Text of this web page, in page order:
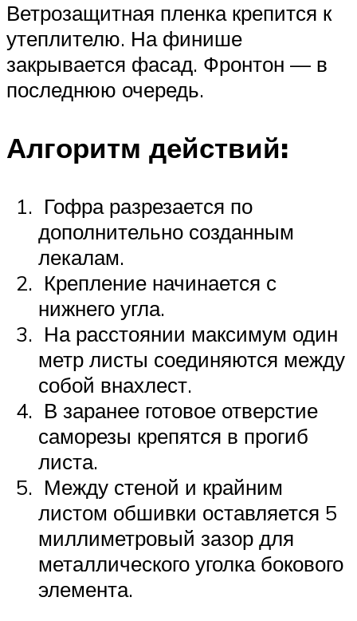
Ветрозащитная пленка крепится к
утеплителю. На финише
закрывается фасад. Фронтон — в
последнюю очередь.
Алгоритм действий:
Гофра разрезается по
дополнительно созданным
лекалам.
Крепление начинается с
нижнего угла.
На расстоянии максимум один
метр листы соединяются между
собой внахлест.
В заранее готовое отверстие
саморезы крепятся в прогиб
листа.
Между стеной и крайним
листом обшивки оставляется 5
миллиметровый зазор для
металлического уголка бокового
элемента.